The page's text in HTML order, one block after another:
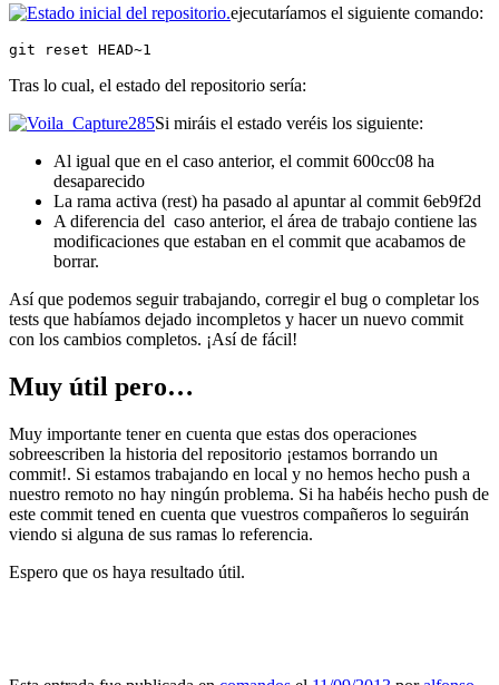
ejecutaríamos el siguiente comando:
git reset HEAD~1
Tras lo cual, el estado del repositorio sería:
Si miráis el estado veréis los siguiente:
Al igual que en el caso anterior, el commit 600cc08 ha
desaparecido
La rama activa (rest) ha pasado al apuntar al commit 6eb9f2d
A diferencia del caso anterior, el área de trabajo contiene las
modificaciones que estaban en el commit que acabamos de
borrar.
Así que podemos seguir trabajando, corregir el bug o completar los
tests que habíamos dejado incompletos y hacer un nuevo commit
con los cambios completos. ¡Así de fácil!
Muy útil pero…
Muy importante tener en cuenta que estas dos operaciones
sobreescriben la historia del repositorio ¡estamos borrando un
commit!. Si estamos trabajando en local y no hemos hecho push a
nuestro remoto no hay ningún problema. Si ha habéis hecho push de
este commit tened en cuenta que vuestros compañeros lo seguirán
viendo si alguna de sus ramas lo referencia.
Espero que os haya resultado útil.